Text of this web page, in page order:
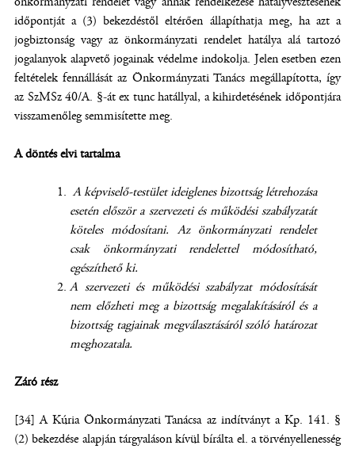
időpontját a (3) bekezdéstől eltérően állapíthatja meg, ha azt a
jogbiztonság vagy az önkormányzati rendelet hatálya alá tartozó
jogalanyok alapvető jogainak védelme indokolja. Jelen esetben ezen
feltételek fennállását az Önkormányzati Tanács megállapította, így
az SzMSz 40/A. §-át ex tunc hatállyal, a kihirdetésének időpontjára
visszamenőleg semmisítette meg.
A döntés elvi tartalma
A képviselő-testület ideiglenes bizottság létrehozása
esetén először a szervezeti és működési szabályzatát
köteles módosítani.Az önkormányzati rendelet
csak önkormányzati rendelettel módosítható,
egészíthető ki.
A szervezeti és működési szabályzat módosítását
nem előzheti meg a bizottság megalakításáról és a
bizottság tagjainak megválasztásáról szóló határozat
meghozatala.
Záró rész
[34] A Kúria Önkormányzati Tanácsa az indítványt a Kp. 141. §
(2) bekezdése alapján tárgyaláson kívül bírálta el. a törvényellenesség